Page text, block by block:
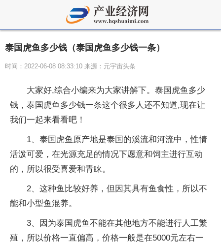
泰国虎鱼多少钱（泰国虎鱼多少钱一条）
时间：2022-06-08 08:33:10 来源：元宇宙头条
大家好,综合小编来为大家讲解下。泰国虎鱼多少
钱，泰国虎鱼多少钱一条这个很多人还不知道,现在让
我们一起来看看吧！
1、泰国虎鱼原产地是泰国的溪流和河流中，性情
活泼可爱，在光源充足的情况下愿意和饲主进行互动
的，所以很受喜爱和青睐。
2、这种鱼比较好养，但因其具有鱼食性，所以不
能和小型鱼混养。
3、因为泰国虎鱼不能在其他地方不能进行人工繁
殖，所以价格一直偏高，价格一般是在5000元左右一